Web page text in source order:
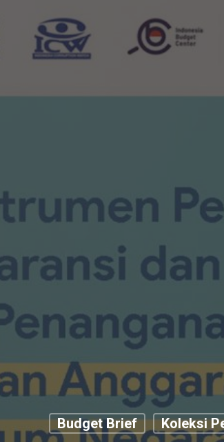
Budget Brief Koleksi